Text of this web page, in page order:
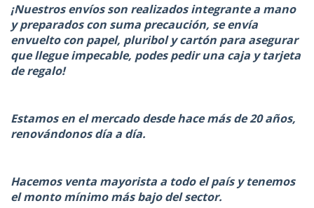
¡Nuestros envíos son realizados integrante a mano
y preparados con suma precaución, se envía
envuelto con papel, pluribol y cartón para asegurar
que llegue impecable, podes pedir una caja y tarjeta
de regalo!
Estamos en el mercado desde hace más de 20 años,
renovándonos día a día.
Hacemos venta mayorista a todo el país y tenemos
el monto mínimo más bajo del sector.